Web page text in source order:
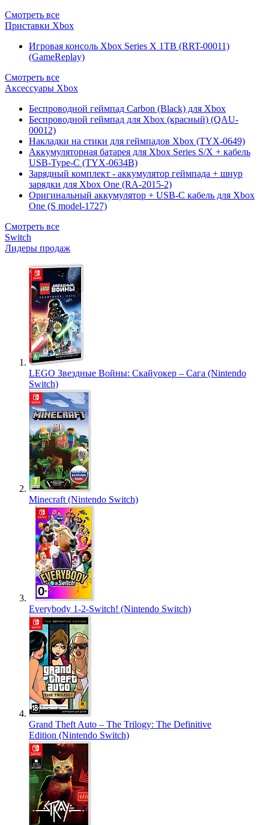
Смотреть все
Приставки Xbox
Игровая консоль Xbox Series X 1TB (RRT-00011)
(GameReplay)
Смотреть все
Аксессуары Xbox
Беспроводной геймпад Carbon (Black) для Xbox
Беспроводной геймпад для Xbox (красный) (QAU-
00012)
Накладки на стики для геймпадов Xbox (TYX-0649)
Аккумуляторная батарея для Xbox Series S/X + кабель
USB-Type-C (TYX-0634B)
Зарядный комплект - аккумулятор геймпада + шнур
зарядки для Xbox One (RA-2015-2)
Оригинальный аккумулятор + USB-C кабель для Xbox
One (S model-1727)
Смотреть все
Switch
Лидеры продаж
LEGO Звездные Войны: Скайуокер – Сага (Nintendo
Switch)
Minecraft (Nintendo Switch)
Everybody 1-2-Switch! (Nintendo Switch)
Grand Theft Auto – The Trilogy: The Definitive
Edition (Nintendo Switch)